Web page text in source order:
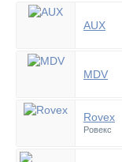
AUX
MDV
Rovex
Ровекс